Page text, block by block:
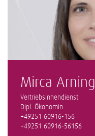
Mirca Arning
Vertriebsinnendienst
​Dipl. Ökonomin
+49251 60916-156
+49251 60916-56156